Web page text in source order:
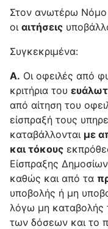
Στον ανωτέρω Νόμο
οι αιτήσεις
Συγκεκριμένα:
Α. Οι οφειλές από
κριτήρια του
από αίτηση του
είσπραξή τους
καταβάλλονται με
και τόκους
Είσπραξης
καθώς και από τα
υποβολής ή μη
λόγω μη καταβολής
των δόσεων και το